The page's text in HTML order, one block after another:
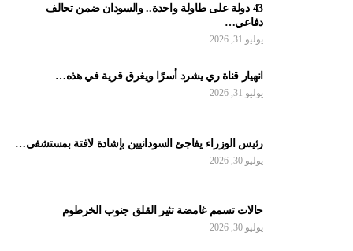
43 دولة على طاولة واحدة.. والسودان ضمن تحالف
دفاعي…
يوليو 31, 2026
انهيار قناة ري يشرد أسرًا ويغرق قرية في هذه…
يوليو 31, 2026
رئيس الوزراء يفاجئ السودانيين بإشادة لافتة بمستشفى…
يوليو 30, 2026
حالات تسمم غامضة تثير القلق جنوب الخرطوم
يوليو 30, 2026